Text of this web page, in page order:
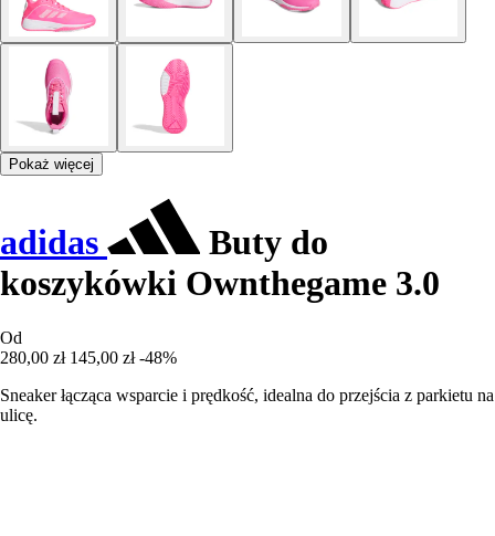
Pokaż więcej
adidas
Buty do
koszykówki Ownthegame 3.0
Od
280,00 zł 145,00 zł -48%
Sneaker łącząca wsparcie i prędkość, idealna do przejścia z parkietu na
ulicę.